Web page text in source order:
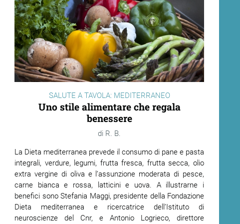
SALUTE A TAVOLA: MEDITERRANEO
Uno stile alimentare che regala
benessere
R. B.
La Dieta mediterranea prevede il consumo di pane e pasta
integrali, verdure, legumi, frutta fresca, frutta secca, olio
extra vergine di oliva e l’assunzione moderata di pesce,
carne bianca e rossa, latticini e uova. A illustrarne i
benefici sono Stefania Maggi, presidente della Fondazione
Dieta mediterranea e ricercatrice dell’Istituto di
neuroscienze del Cnr, e Antonio Logrieco, direttore